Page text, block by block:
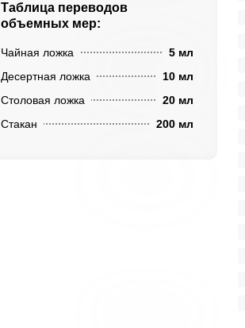
Таблица переводов
объемных мер:
Чайная ложка
5 мл
Десертная ложка
10 мл
Столовая ложка
20 мл
Стакан
200 мл